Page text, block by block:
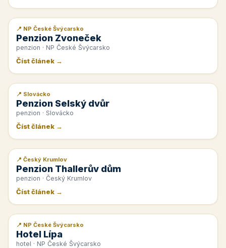
📰 PR článek
📍 NP České Švýcarsko
Penzion Zvoneček
penzion · NP České Švýcarsko
Číst článek →
📰 PR článek
📍 Slovácko
Penzion Selský dvůr
penzion · Slovácko
Číst článek →
📰 PR článek
📍 Český Krumlov
Penzion Thallerův dům
penzion · Český Krumlov
Číst článek →
📰 PR článek
📍 NP České Švýcarsko
Hotel Lípa
hotel · NP České Švýcarsko